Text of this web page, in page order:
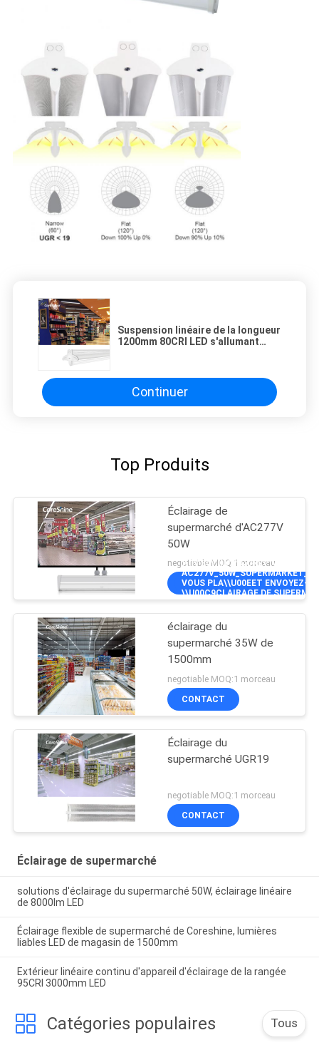
Suspension linéaire de la longueur
1200mm 80CRI LED s'allumant
Continuer
Top Produits
Éclairage de
supermarché d'AC277V
50W
negotiable MOQ:1 morceau
)\",\"80\"]],\"PICURL\":\"\\/
VOUS PLA\\U00EET ENVOYEZ-
\\U00C9CLAIRAGE DE
éclairage du
supermarché 35W de
1500mm
negotiable MOQ:1 morceau
CONTACT
Éclairage du
supermarché UGR19
negotiable MOQ:1 morceau
CONTACT
Éclairage de supermarché
solutions d'éclairage du supermarché 50W, éclairage linéaire
de 8000lm LED
Éclairage flexible de supermarché de Coreshine, lumières
liables LED de magasin de 1500mm
Extérieur linéaire continu d'appareil d'éclairage de la rangée
95CRI 3000mm LED
Catégories populaires Tous